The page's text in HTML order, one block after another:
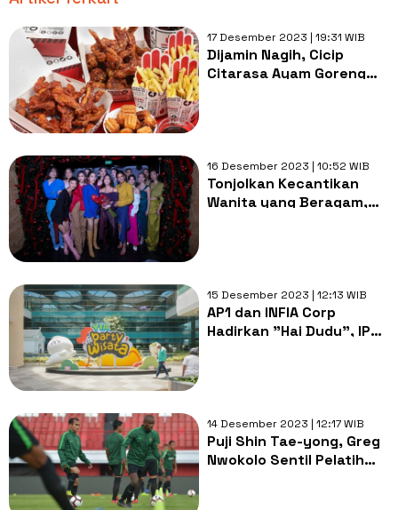
17 Desember 2023 | 19:31 WIB
Dijamin Nagih, Cicip
Citarasa Ayam Goreng
16 Desember 2023 | 10:52 WIB
Tonjolkan Kecantikan
Wanita yang Beragam,
15 Desember 2023 | 12:13 WIB
AP1 dan INFIA Corp
Hadirkan "Hai Dudu", IP
14 Desember 2023 | 12:17 WIB
Puji Shin Tae-yong, Greg
Nwokolo Sentil Pelatih